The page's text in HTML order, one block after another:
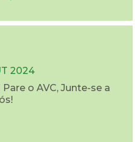
2024
o AVC, Junte-se a